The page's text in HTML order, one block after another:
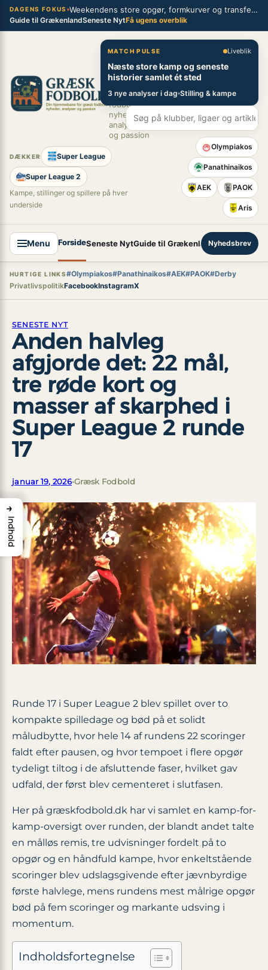
Spring
DAGENS FOKUS Weekendens store opgør, formkurver og transferblik fra græsk fodbold
Guide til GrækenlandSeneste NytFå ugens overblik
Græsk Fodbold
Din
hjemmebane
for græsk
fodbold –
nyheder,
analyser
og passion
DÆKKER Super League
Super League 2
Kampe, stillinger og spillere på hver
underside
MATCH PULSE Liveblik
Næste store kamp og seneste
historier samlet ét sted
3 nye analyser i dag Stilling & kampe
Olympiakos
Panathinaikos
AEK PAOK
Aris
Menu ForsideSeneste NytGuide til GrækenlandSuper League
Nyhedsbrev
HURTIGE LINKS#Olympiakos#Panathinaikos#AEK#PAOK#Derby
PrivatlivspolitikFacebookInstagramX
SENESTE NYT
Anden halvleg
afgjorde det: 22 mål,
tre røde kort og
masser af skarphed i
Super League 2 runde
17
januar 19, 2026•Græsk Fodbold
Runde 17 i Super League 2 blev spillet over to
kompakte spilledage og bød på et solidt
måludbytte, hvor hele 14 af rundens 22 scoringer
faldt efter pausen, og hvor tempoet i flere opgør
tydeligt tiltog i de afsluttende faser, hvilket gav
udfald, der først blev cementeret i slutfasen.
Her på græskfodbold.dk har vi samlet en kamp-for-
kamp-oversigt over runden, der blandt andet talte
en målløs remis, tre udvisninger fordelt på to
opgør og en håndfuld kampe, hvor enkeltstående
scoringer blev udslagsgivende efter jævnbyrdige
første halvlege, mens rundens mest målrige opgør
bød på fem scoringer og markante udsving i
momentum.
Indholdsfortegnelse
→
Indhold